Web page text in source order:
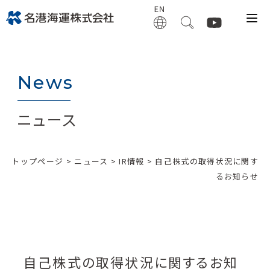
News
ニュース
トップページ > ニュース >IR情報 > 自己株式の取得状況に関す
るお知らせ
自己株式の取得状況に関するお知